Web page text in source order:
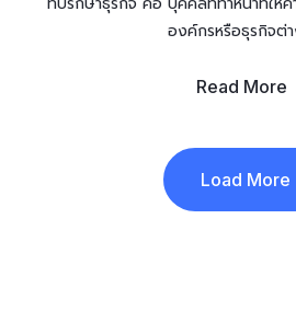
องค์กรหรือธุรกิจต่า
Read More
Load More